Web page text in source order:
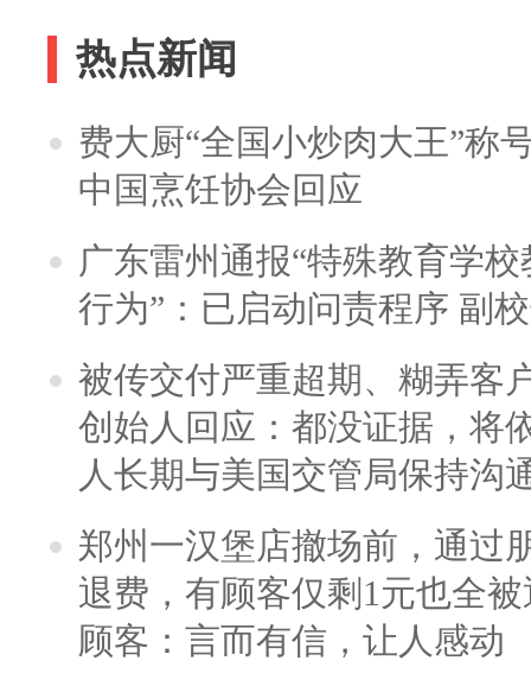
热点新闻
费大厨“全国小炒肉大王”称
中国烹饪协会回应
广东雷州通报“特殊教育学
行为”：已启动问责程序 副
被传交付严重超期、糊弄客
创始人回应：都没证据，将
人长期与美国交管局保持沟
郑州一汉堡店撤场前，通过
退费，有顾客仅剩1元也全
顾客：言而有信，让人感动